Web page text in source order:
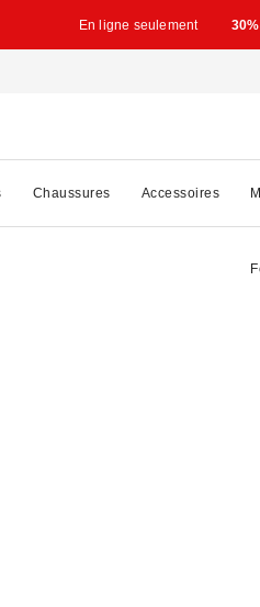
En ligne seulement
Chaussures Accessoires